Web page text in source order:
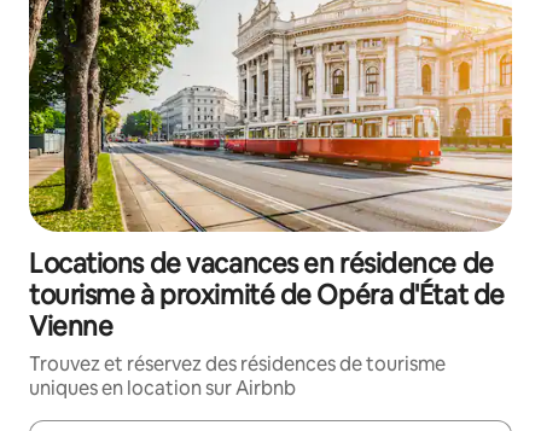
Locations de vacances en résidence de
tourisme à proximité de Opéra d'État de
Vienne
Trouvez et réservez des résidences de tourisme
uniques en location sur Airbnb